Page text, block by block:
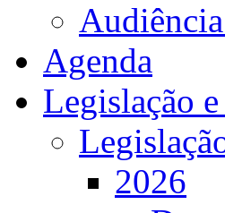
Agenda
Legislação
2026